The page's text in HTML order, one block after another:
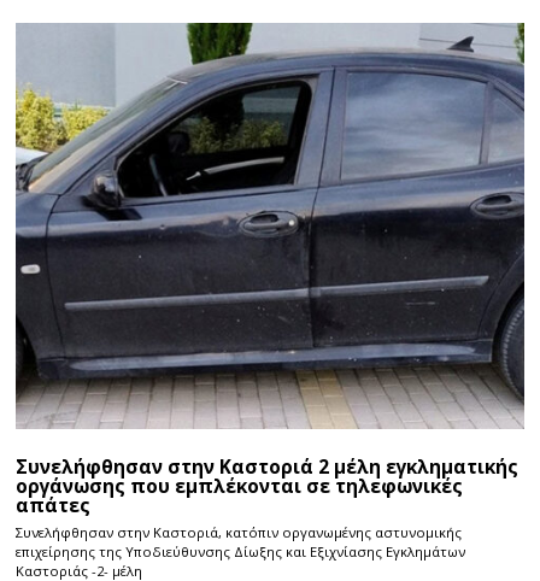
Συνελήφθησαν στην Καστοριά 2 μέλη εγκληματικής
οργάνωσης που εμπλέκονται σε τηλεφωνικές
απάτες
Συνελήφθησαν στην Καστοριά, κατόπιν οργανωμένης αστυνομικής
επιχείρησης της Υποδιεύθυνσης Δίωξης και Εξιχνίασης Εγκλημάτων
Καστοριάς -2- μέλη